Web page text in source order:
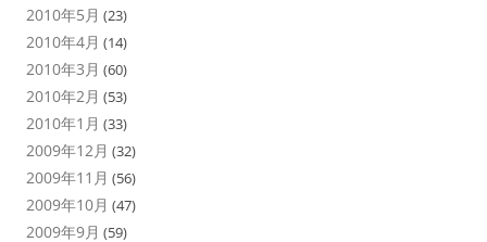
2010年5月 (23)
2010年4月 (14)
2010年3月 (60)
2010年2月 (53)
2010年1月 (33)
2009年12月 (32)
2009年11月 (56)
2009年10月 (47)
2009年9月 (59)